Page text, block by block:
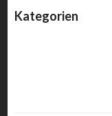
Kategorien